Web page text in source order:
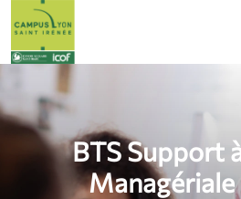
BTS Support